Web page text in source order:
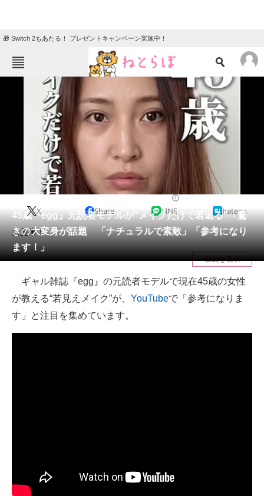
🎁 Switch 2もあたる！ プレゼントキャンペーン実施中！
ねとらぼメニュー
ニュース
クイズ
地域
リサーチ
会員記事
メディア
注目記事を集めた総合ページ
ITの今と未来を見通す
スマホと通信の最新トレンド
マーケ×ITの今がよく分かる
45歳『egg』元読者モデルが“メイクだけで若返る”→驚
きの大変身が話題 「ナチュラルで素敵」「参考になり
ます！」
X Share LINE hatena
お見事！
目次を表示
ギャル雑誌『egg』の元読者モデルで現在45歳の女性
が教える“若見えメイク”が、 YouTubeで「参考になりま
す」と注目を集めています。